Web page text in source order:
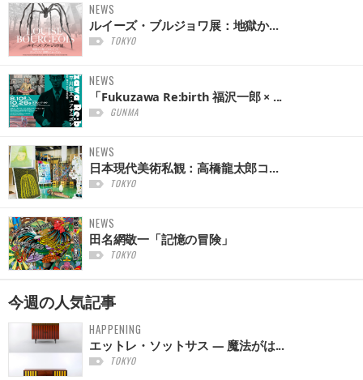
NEWS
ルイーズ・ブルジョワ展：地獄か...
TOKYO
NEWS
「Fukuzawa Re:birth 福沢一郎 × ...
GUNMA
NEWS
日本現代美術私観：高橋龍太郎コ...
TOKYO
NEWS
田名網敬一「記憶の冒険」
TOKYO
今週の人気記事
HAPPENING
エットレ・ソットサス — 魔法がは...
TOKYO